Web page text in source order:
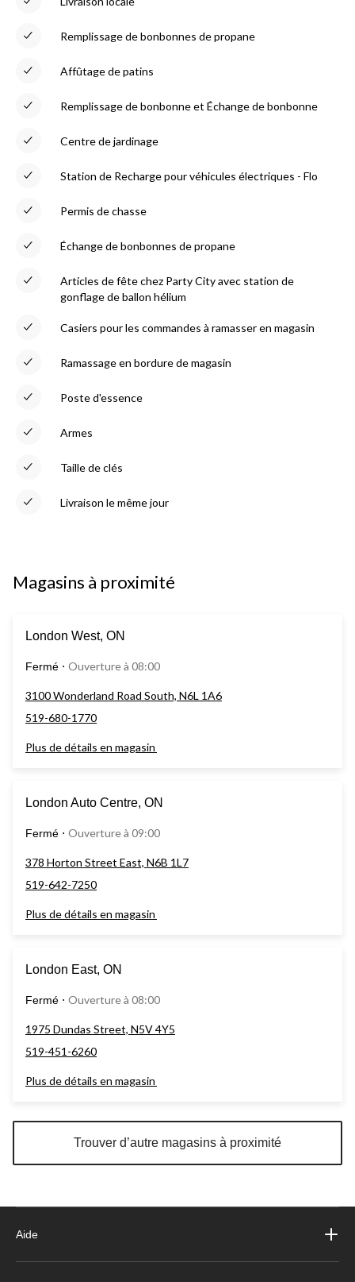
Remplissage de bonbonnes de propane
Affûtage de patins
Remplissage de bonbonne et Échange de bonbonne
Centre de jardinage
Station de Recharge pour véhicules électriques - Flo
Permis de chasse
Échange de bonbonnes de propane
Articles de fête chez Party City avec station de
gonflage de ballon hélium
Casiers pour les commandes à ramasser en magasin
Ramassage en bordure de magasin
Poste d'essence
Armes
Taille de clés
Livraison le même jour
Magasins à proximité
London West, ON
Fermé ⋅ Ouverture à 08:00
3100 Wonderland Road South, N6L 1A6
519-680-1770
Plus de détails en magasin
London Auto Centre, ON
Fermé ⋅ Ouverture à 09:00
378 Horton Street East, N6B 1L7
519-642-7250
Plus de détails en magasin
London East, ON
Fermé ⋅ Ouverture à 08:00
1975 Dundas Street, N5V 4Y5
519-451-6260
Plus de détails en magasin
Trouver d’autre magasins à proximité
Aide